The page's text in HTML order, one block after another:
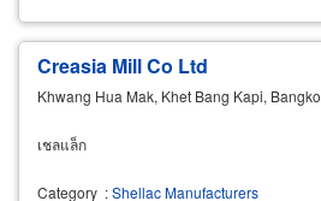
Creasia Mill Co Ltd
Khwang Hua Mak, Khet Bang Kapi,
เชลแล็ก
Category :Shellac Manufacturers